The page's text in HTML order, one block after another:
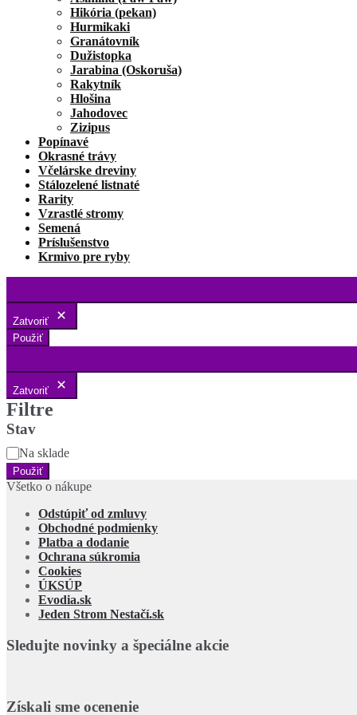
Hikória (pekan)
Hurmikaki
Granátovník
Dužistopka
Jarabina (Oskoruša)
Rakytník
Hlošina
Jahodovec
Zizipus
Popínavé
Okrasné trávy
Včelárske dreviny
Stálozelené listnaté
Rarity
Vzrastlé stromy
Semená
Príslušenstvo
Krmivo pre ryby
Zatvoriť
Použiť
Zatvoriť
Filtre
Stav
StavNa sklade
Použiť
Všetko o nákupe
Odstúpiť od zmluvy
Obchodné podmienky
Platba a dodanie
Ochrana súkromia
Cookies
ÚKSÚP
Evodia.sk
Jeden Strom Nestačí.sk
Sledujte novinky a špeciálne akcie
Získali sme ocenenie